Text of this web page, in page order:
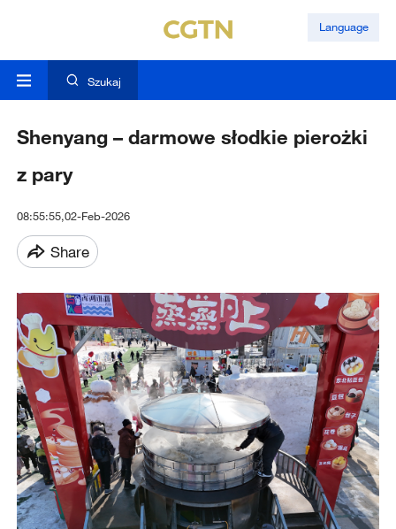
Language
Szukaj
Shenyang – darmowe słodkie pierożki
z pary
08:55:55,02-Feb-2026
Share